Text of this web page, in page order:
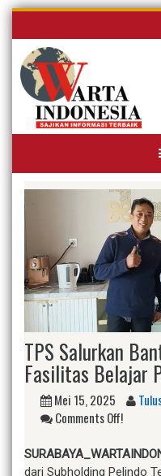
Skip
content
TPS Salurkan
Fasilitas Belajar
Mei 15, 2025
Comments Off!
dari Subholding Pelindo